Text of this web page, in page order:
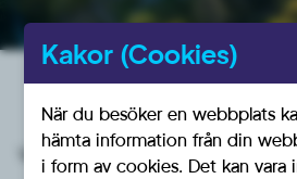
Viktiga
Juni-augusti
Valsedlar levereras direkt från
Kakor (Cookies)
När du besöker en webbplats
hämta information från din
i form av cookies. Det kan vara